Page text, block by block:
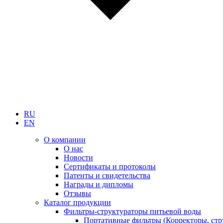
RU
EN
О компании
О нас
Новости
Сертификаты и протоколы
Патенты и свидетельства
Награды и дипломы
Отзывы
Каталог продукции
Фильтры-структураторы питьевой воды
Портативные фильтры (Корректоры,